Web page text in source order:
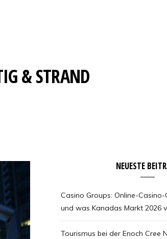
& STRAND
NEUESTE
Casino Groups: Online-
und was Kanadas Markt 2026
Tourismus bei der Enoch Cree